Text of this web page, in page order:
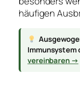
häufigen
Immunsystem
vereinbaren →